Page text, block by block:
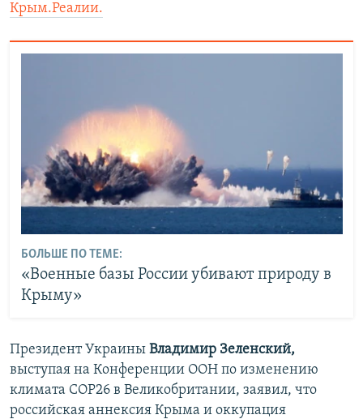
Крым.Реалии.
БОЛЬШЕ ПО ТЕМЕ:
«Военные базы России убивают природу в
Крыму»
Президент Украины Владимир Зеленский,
выступая на Конференции ООН по изменению
климата COP26 в Великобритании, заявил, что
российская аннексия Крыма и оккупация